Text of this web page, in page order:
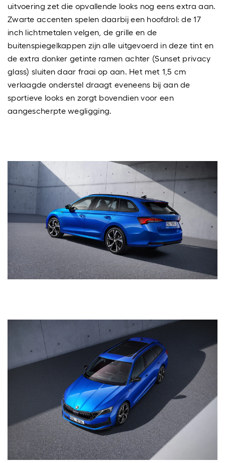
uitvoering zet die opvallende looks nog eens extra aan.
Zwarte accenten spelen daarbij een hoofdrol: de 17
inch lichtmetalen velgen, de grille en de
buitenspiegelkappen zijn alle uitgevoerd in deze tint en
de extra donker getinte ramen achter (Sunset privacy
glass) sluiten daar fraai op aan. Het met 1,5 cm
verlaagde onderstel draagt eveneens bij aan de
sportieve looks en zorgt bovendien voor een
aangescherpte wegligging.